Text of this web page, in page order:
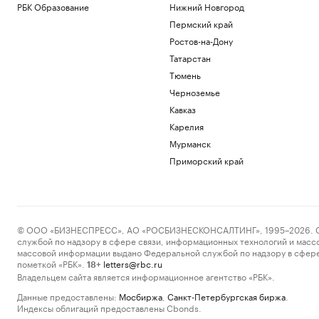
РБК Образование
Нижний Новгород
Пермский край
Ростов-на-Дону
Татарстан
Тюмень
Черноземье
Кавказ
Карелия
Мурманск
Приморский край
© ООО «БИЗНЕСПРЕСС», АО «РОСБИЗНЕСКОНСАЛТИНГ», 1995–2026.
службой по надзору в сфере связи, информационных технологий и
массовой информации выдано Федеральной службой по надзору в
пометкой «РБК».
18+ letters@rbc.ru
Владельцем сайта является информационное агентство «РБК».
Данные предоставлены: Мосбиржа Санкт-Петербургская биржа
Индексы облигаций предоставлены Cbonds.